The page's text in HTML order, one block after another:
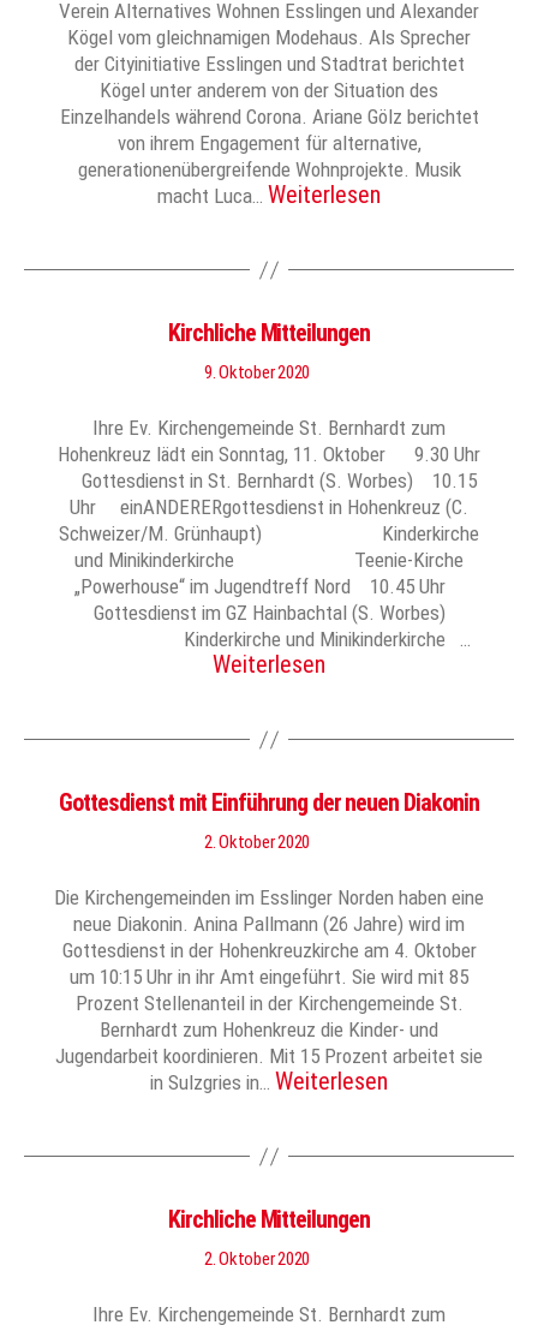
Verein Alternatives Wohnen Esslingen und Alexander
Kögel vom gleichnamigen Modehaus. Als Sprecher
der Cityinitiative Esslingen und Stadtrat berichtet
Kögel unter anderem von der Situation des
Einzelhandels während Corona. Ariane Gölz berichtet
von ihrem Engagement für alternative,
generationenübergreifende Wohnprojekte. Musik
macht Luca… Weiterlesen
Kirchliche Mitteilungen
9. Oktober 2020
Ihre Ev. Kirchengemeinde St. Bernhardt zum
Hohenkreuz lädt ein Sonntag, 11. Oktober 9.30 Uhr
Gottesdienst in St. Bernhardt (S. Worbes) 10.15
Uhr einANDERERgottesdienst in Hohenkreuz (C.
Schweizer/M. Grünhaupt) Kinderkirche
und Minikinderkirche Teenie-Kirche
„Powerhouse“ im Jugendtreff Nord 10.45 Uhr
Gottesdienst im GZ Hainbachtal (S. Worbes)
Kinderkirche und Minikinderkirche …
Weiterlesen
Gottesdienst mit Einführung der neuen Diakonin
2. Oktober 2020
Die Kirchengemeinden im Esslinger Norden haben eine
neue Diakonin. Anina Pallmann (26 Jahre) wird im
Gottesdienst in der Hohenkreuzkirche am 4. Oktober
um 10:15 Uhr in ihr Amt eingeführt. Sie wird mit 85
Prozent Stellenanteil in der Kirchengemeinde St.
Bernhardt zum Hohenkreuz die Kinder- und
Jugendarbeit koordinieren. Mit 15 Prozent arbeitet sie
in Sulzgries in… Weiterlesen
Kirchliche Mitteilungen
2. Oktober 2020
Ihre Ev. Kirchengemeinde St. Bernhardt zum